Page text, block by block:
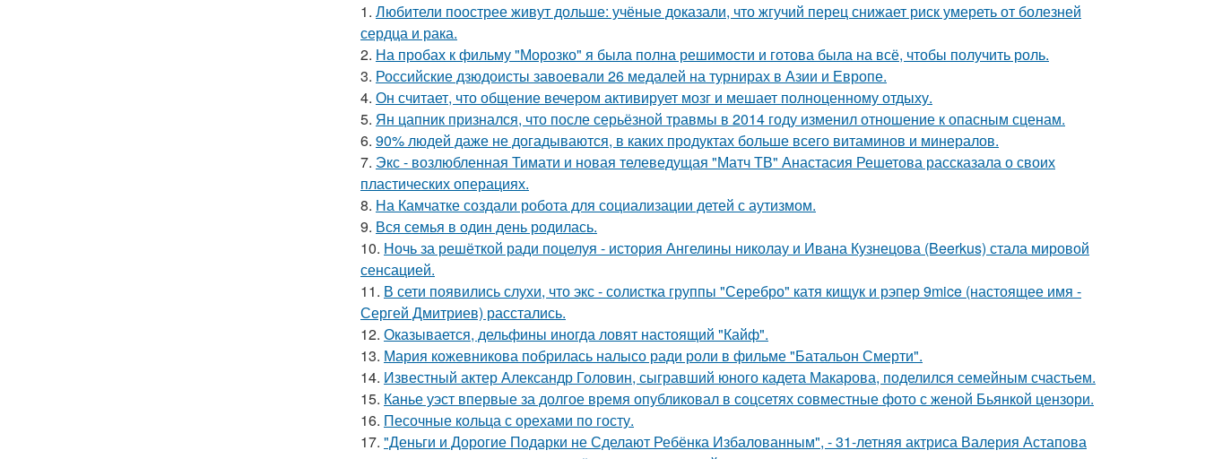
1. Любители поострее живут дольше: учёные доказали, что жгучий перец снижает риск умереть от болезней
сердца и рака.
2. На пробах к фильму "Морозко" я была полна решимости и готова была на всё, чтобы получить роль.
3. Российские дзюдоисты завоевали 26 медалей на турнирах в Азии и Европе.
4. Он считает, что общение вечером активирует мозг и мешает полноценному отдыху.
5. Ян цапник признался, что после серьёзной травмы в 2014 году изменил отношение к опасным сценам.
6. 90% людей даже не догадываются, в каких продуктах больше всего витаминов и минералов.
7. Экс - возлюбленная Тимати и новая телеведущая "Матч ТВ" Анастасия Решетова рассказала о своих
пластических операциях.
8. На Камчатке создали робота для социализации детей с аутизмом.
9. Вся семья в один день родилась.
10. Ночь за решёткой ради поцелуя - история Ангелины николау и Ивана Кузнецова (Beerkus) стала мировой
сенсацией.
11. В сети появились слухи, что экс - солистка группы "Серебро" катя кищук и рэпер 9mice (настоящее имя -
Сергей Дмитриев) расстались.
12. Оказывается, дельфины иногда ловят настоящий "Кайф".
13. Мария кожевникова побрилась налысо ради роли в фильме "Батальон Смерти".
14. Известный актер Александр Головин, сыгравший юного кадета Макарова, поделился семейным счастьем.
15. Канье уэст впервые за долгое время опубликовал в соцсетях совместные фото с женой Бьянкой цензори.
16. Песочные кольца с орехами по госту.
17. "Деньги и Дорогие Подарки не Сделают Ребёнка Избалованным", - 31-летняя актриса Валерия Астапова